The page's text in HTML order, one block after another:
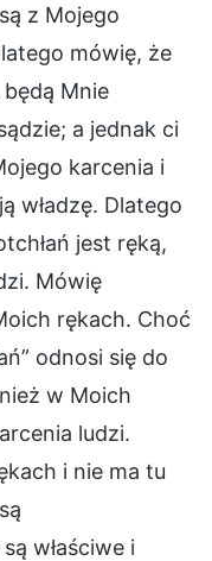
z Mojego
mówię, że
Mnie
a jednak ci
karcenia i
władzę. Dlatego
jest ręką,
Mówię
rękach. Choć
odnosi się do
w Moich
ludzi.
i nie ma tu
właściwe i